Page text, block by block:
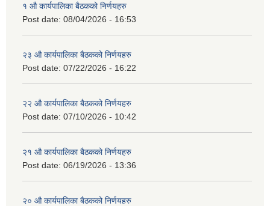
१ औ कार्यपालिका बैठकको निर्णयहरु
Post date: 08/04/2026 - 16:53
२३ औ कार्यपालिका बैठकको निर्णयहरु
Post date: 07/22/2026 - 16:22
२२ औ कार्यपालिका बैठकको निर्णयहरु
Post date: 07/10/2026 - 10:42
२१ औ कार्यपालिका बैठकको निर्णयहरु
Post date: 06/19/2026 - 13:36
२० औ कार्यपालिका बैठकको निर्णयहरु